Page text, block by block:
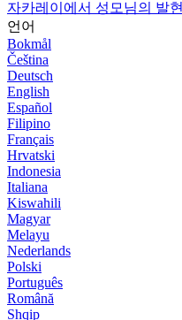
자카레이에서 성모님의 발현
언어
Bokmål
Čeština
Deutsch
English
Español
Filipino
Français
Hrvatski
Indonesia
Italiana
Kiswahili
Magyar
Melayu
Nederlands
Polski
Português
Română
Shqip